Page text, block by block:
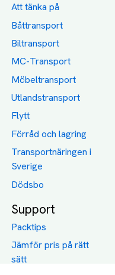
Att tänka på
Båttransport
Biltransport
MC-Transport
Möbeltransport
Utlandstransport
Flytt
Förråd och lagring
Transportnäringen i
Sverige
Dödsbo
Support
Packtips
Jämför pris på rätt
sätt